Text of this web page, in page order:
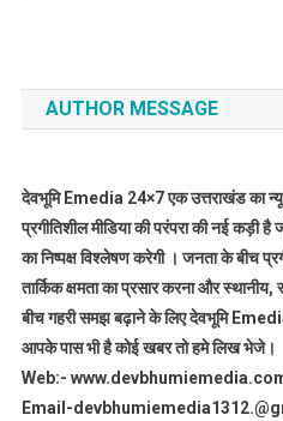
AUTHOR MESSAGE
देवभूमि Emedia 24×7 एक उत्तराखंड का
प्रगीतिशील मीडिया की परंपरा की नई कड़ी
का निष्पक्ष विश्लेषण करेगी । जनता के बीच
तार्किक क्षमता का प्रसार करना और स्थानीय,
बीच गहरी समझ बढ़ाने के लिए देवभूमि
आपके पास भी है कोई खबर तो हमे लिख भेजे।
Web:-
Email-